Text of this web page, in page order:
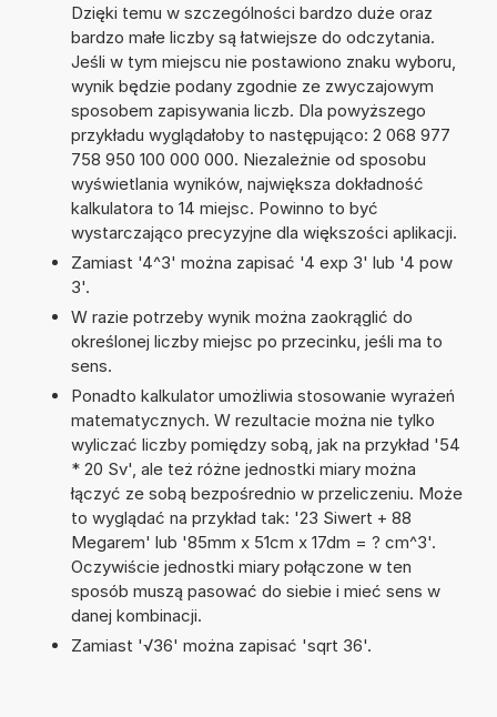
Dzięki temu w szczególności bardzo duże oraz
bardzo małe liczby są łatwiejsze do odczytania.
Jeśli w tym miejscu nie postawiono znaku wyboru,
wynik będzie podany zgodnie ze zwyczajowym
sposobem zapisywania liczb. Dla powyższego
przykładu wyglądałoby to następująco: 2 068 977
758 950 100 000 000. Niezależnie od sposobu
wyświetlania wyników, największa dokładność
kalkulatora to 14 miejsc. Powinno to być
wystarczająco precyzyjne dla większości aplikacji.
Zamiast '4^3' można zapisać '4 exp 3' lub '4 pow
3'.
W razie potrzeby wynik można zaokrąglić do
określonej liczby miejsc po przecinku, jeśli ma to
sens.
Ponadto kalkulator umożliwia stosowanie wyrażeń
matematycznych. W rezultacie można nie tylko
wyliczać liczby pomiędzy sobą, jak na przykład '54
* 20 Sv', ale też różne jednostki miary można
łączyć ze sobą bezpośrednio w przeliczeniu. Może
to wyglądać na przykład tak: '23 Siwert + 88
Megarem' lub '85mm x 51cm x 17dm = ? cm^3'.
Oczywiście jednostki miary połączone w ten
sposób muszą pasować do siebie i mieć sens w
danej kombinacji.
Zamiast '√36' można zapisać 'sqrt 36'.